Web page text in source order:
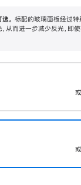
。 标配的玻璃面板经过特
从而进一步减少反光，即